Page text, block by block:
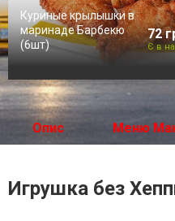
Куриные крылышки в
маринаде Барбекю
(6шт)
72
Є в
Опис Меню
Игрушка без